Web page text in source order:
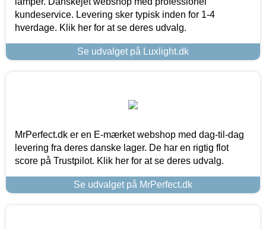
kundeservice. Levering sker typisk inden for 1-4
hverdage. Klik her for at se deres udvalg.
Se udvalget på Luxlight.dk
MrPerfect.dk er en E-mærket webshop med dag-til-dag
levering fra deres danske lager. De har en rigtig flot
score på Trustpilot. Klik her for at se deres udvalg.
Se udvalget på MrPerfect.dk